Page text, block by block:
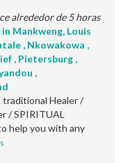
alrededor de 5 horas
in Mankweng, Louis
, Nkowakowa ,
, Pietersburg ,
,
traditional Healer /
/ SPIRITUAL
help you with any